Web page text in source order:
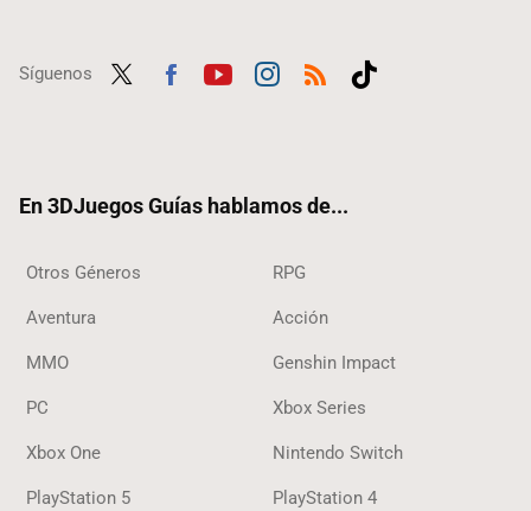
Síguenos
En 3DJuegos Guías hablamos de...
Otros Géneros RPG
Aventura Acción
MMO Genshin Impact
PC Xbox Series
Xbox One Nintendo Switch
PlayStation 5 PlayStation 4